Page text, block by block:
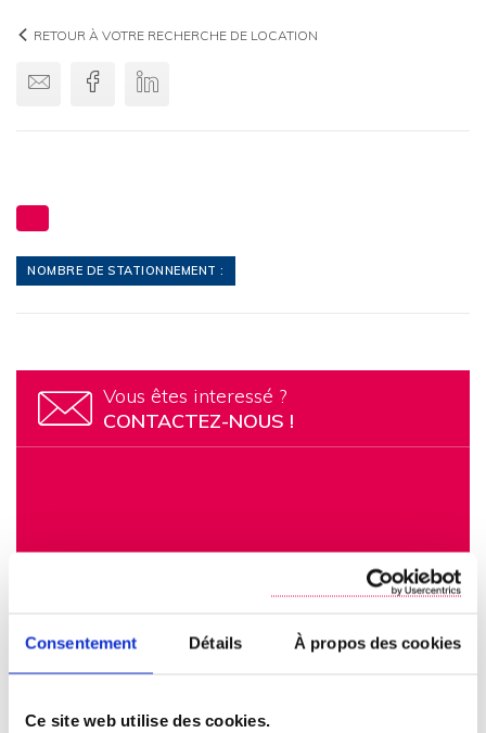
Consentement Détails À propos des cookies
Ce site web utilise des cookies.
RETOUR À VOTRE RECHERCHE DE LOCATION
Envoyer par email
FacebookLinkedin
NOMBRE DE STATIONNEMENT :
Vous êtes interessé ?
CONTACTEZ-NOUS !